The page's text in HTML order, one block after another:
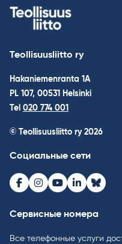
Teollisuusliitto ry
Hakaniemenranta 1A
PL 107, 00531 Helsinki
Tel 020 774 001
© Teollisuusliitto ry 2026
Социальные сети
Facebook
Instagram
Youtube
LinkedIn
Сервисные номера
Все телефонные услуги